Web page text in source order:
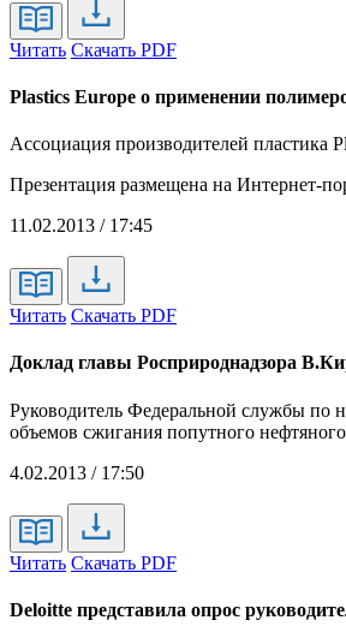
Читать Скачать PDF
Plastics Europe о применении
Ассоциация производителей пластика
Презентация размещена на Интернет-
11.02.2013 / 17:45
Читать Скачать PDF
Доклад главы Росприроднадзора
Руководитель Федеральной службы по
объемов сжигания попутного
4.02.2013 / 17:50
Читать Скачать PDF
Deloitte представила опрос